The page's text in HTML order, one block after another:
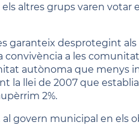
altres grups varen votar
garanteix desprotegint
convivència a les
autònoma que menys
la llei de 2007 que
2%.
govern municipal en els